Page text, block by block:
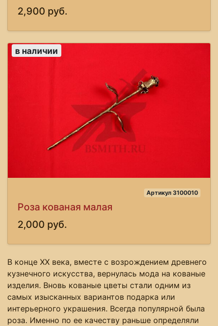
2,900 руб.
в наличии
Артикул 3100010
Роза кованая малая
2,000 руб.
В конце XX века, вместе с возрождением древнего
кузнечного искусства, вернулась мода на кованые
изделия. Вновь кованые цветы стали одним из
самых изысканных вариантов подарка или
интерьерного украшения. Всегда популярной была
роза. Именно по ее качеству раньше определяли